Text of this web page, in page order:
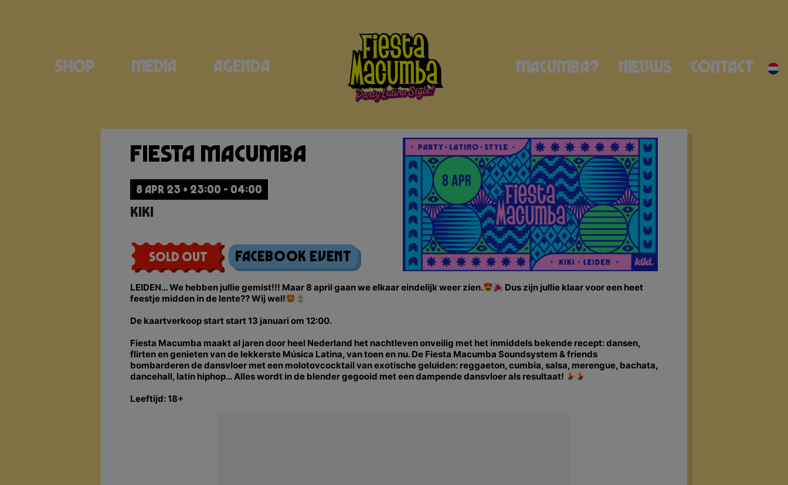
Shop Media Agenda Macumba? Nieuws Contact
Fiesta Macumba
8 APR 23 • 23:00 - 04:00
Kiki
Sold Out Facebook Event
LEIDEN… We hebben jullie gemist!!! Maar 8 april gaan we elkaar eindelijk weer zien.
Dus zijn jullie klaar voor een heet
feestje midden in de lente?? Wij wel!
De kaartverkoop start start 13 januari om 12:00.
Fiesta Macumba maakt al jaren door heel Nederland het nachtleven onveilig met het inmiddels bekende recept: dansen,
flirten en genieten van de lekkerste Música Latina, van toen en nu. De Fiesta Macumba Soundsystem & friends
bombarderen de dansvloer met een molotovcocktail van exotische geluiden: reggaeton, cumbia, salsa, merengue, bachata,
dancehall, latin hiphop… Alles wordt in de blender gegooid met een dampende dansvloer als resultaat!
Leeftijd: 18+